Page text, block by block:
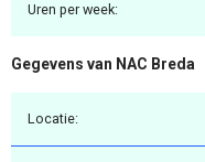
Uren per week:
Gegevens van NAC Breda
Locatie: